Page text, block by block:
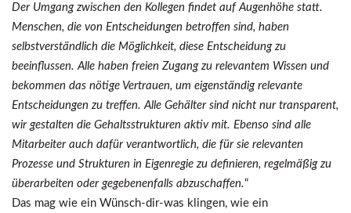
Der Umgang zwischen den Kollegen findet auf Augenhöhe statt.
Menschen, die von Entscheidungen betroffen sind, haben
selbstverständlich die Möglichkeit, diese Entscheidung zu
beeinflussen. Alle haben freien Zugang zu relevantem Wissen und
bekommen das nötige Vertrauen, um eigenständig relevante
Entscheidungen zu treffen. Alle Gehälter sind nicht nur transparent,
wir gestalten die Gehaltsstrukturen aktiv mit. Ebenso sind alle
Mitarbeiter auch dafür verantwortlich, die für sie relevanten
Prozesse und Strukturen in Eigenregie zu definieren, regelmäßig zu
überarbeiten oder gegebenenfalls abzuschaffen.“
Das mag wie ein Wünsch-dir-was klingen, wie ein